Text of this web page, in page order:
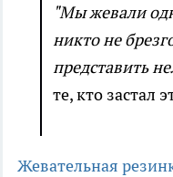
"Мы жевали
никто не
представить
те, кто застал
Жевательная